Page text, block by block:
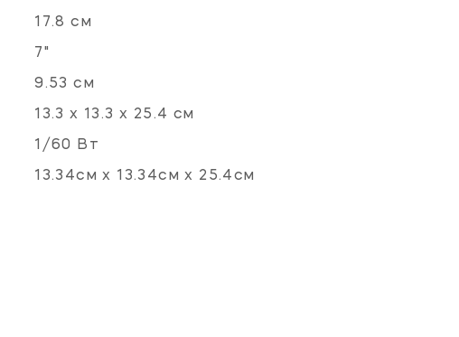
17.8 см
7"
9.53 см
13.3 x 13.3 x 25.4 см
1/60 Вт
13.34см x 13.34см x 25.4см